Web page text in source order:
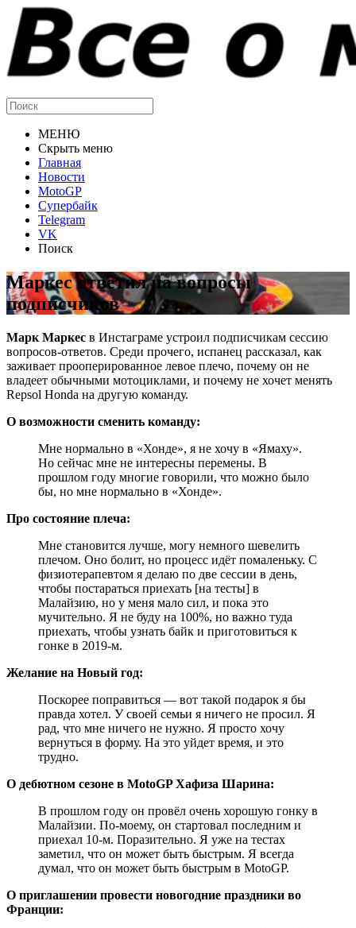
МЕНЮ
Скрыть меню
Главная
Новости
MotoGP
Супербайк
Telegram
VK
Поиск
Маркес ответил на вопросы
подписчиков
Марк Маркес в Инстаграме устроил подписчикам сессию
вопросов-ответов. Среди прочего, испанец рассказал, как
заживает прооперированное левое плечо, почему он не
владеет обычными мотоциклами, и почему не хочет менять
Repsol Honda на другую команду.
О возможности сменить команду:
Мне нормально в «Хонде», я не хочу в «Ямаху».
Но сейчас мне не интересны перемены. В
прошлом году многие говорили, что можно было
бы, но мне нормально в «Хонде».
Про состояние плеча:
Мне становится лучше, могу немного шевелить
плечом. Оно болит, но процесс идёт помаленьку. С
физиотерапевтом я делаю по две сессии в день,
чтобы постараться приехать [на тесты] в
Малайзию, но у меня мало сил, и пока это
мучительно. Я не буду на 100%, но важно туда
приехать, чтобы узнать байк и приготовиться к
гонке в 2019-м.
Желание на Новый год:
Поскорее поправиться — вот такой подарок я бы
правда хотел. У своей семьи я ничего не просил. Я
рад, что мне ничего не нужно. Я просто хочу
вернуться в форму. На это уйдет время, и это
трудно.
О дебютном сезоне в MotoGP Хафиза Шарина:
В прошлом году он провёл очень хорошую гонку в
Малайзии. По-моему, он стартовал последним и
приехал 10-м. Поразительно. Я уже на тестах
заметил, что он может быть быстрым. Я всегда
думал, что он может быть быстрым в MotoGP.
О приглашении провести новогодние праздники во
Франции: